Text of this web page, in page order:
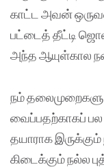
காட்ட அவன்
பட்டைத் தீட்டி
அந்த ஆயுள்கால
நம்
வைப்பதற்காகப்
தயாராக
கிடைக்கும் நல்ல